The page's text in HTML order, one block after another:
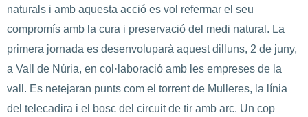
naturals i amb aquesta acció es vol refermar el seu
compromís amb la cura i preservació del medi natural. La
primera jornada es desenvoluparà aquest dilluns, 2 de juny,
a Vall de Núria, en col·laboració amb les empreses de la
vall. Es netejaran punts com el torrent de Mulleres, la línia
del telecadira i el bosc del circuit de tir amb arc. Un cop